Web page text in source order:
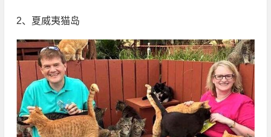
2、夏威夷猫岛